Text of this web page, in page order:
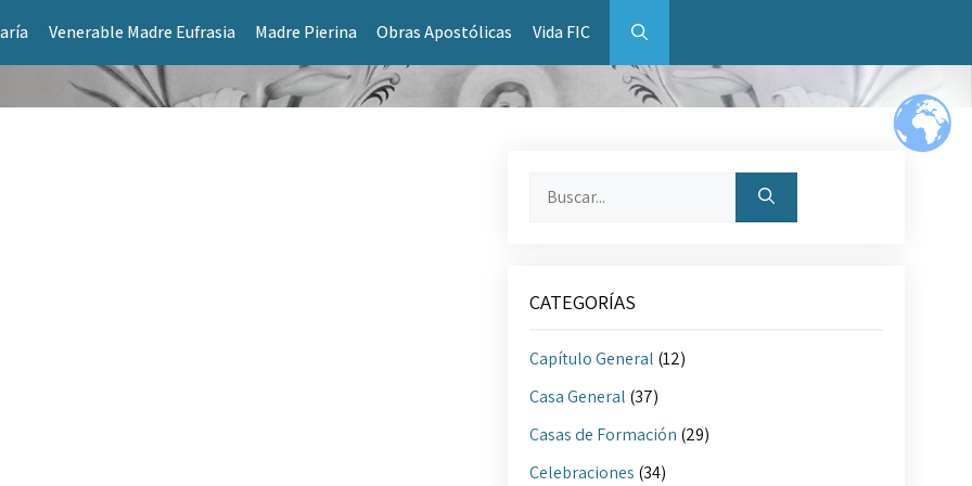
Venerable Madre Eufrasia Madre Pierina Obras Apostólicas Vida FIC
Buscar:
CATEGORÍAS
Capítulo General (12)
Casa General (37)
Casas de Formación (29)
Celebraciones (34)